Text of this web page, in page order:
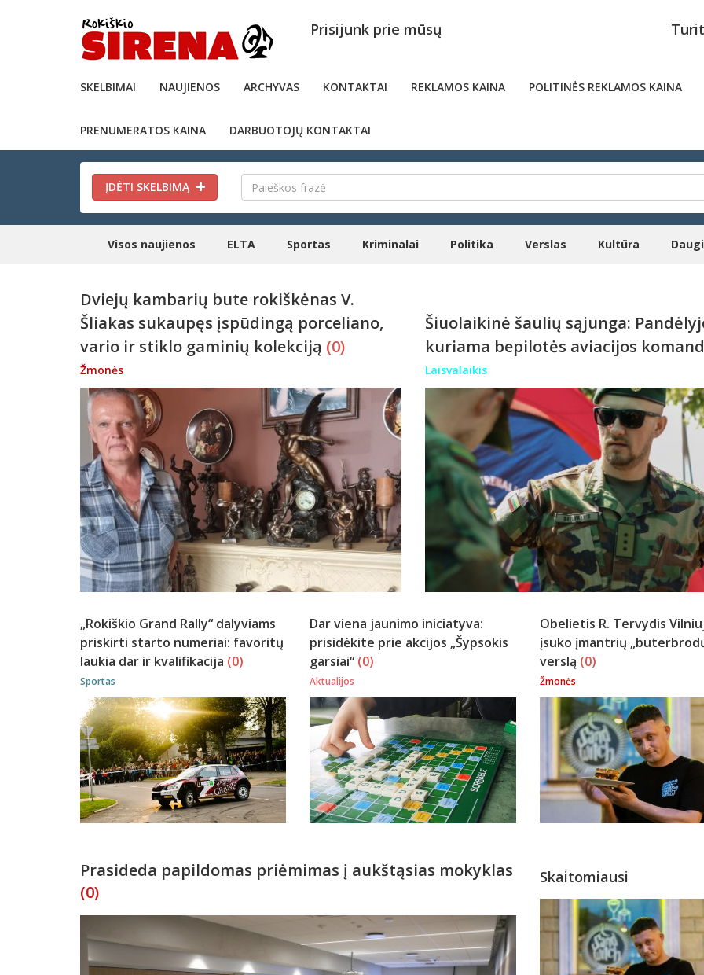
Prisijunk prie mūsų
SKELBIMAI NAUJIENOS ARCHYVAS KONTAKTAI REKLAMOS KAINA POLITINĖS REKLAMOS KAINA
PRENUMERATOS KAINA DARBUOTOJŲ KONTAKTAI
ĮDĖTI SKELBIMĄ
Visos naujienos ELTA Sportas Kriminalai Politika Verslas Kultūra
Dviejų kambarių bute rokiškėnas V.
Šliakas sukaupęs įspūdingą porceliano,
vario ir stiklo gaminių kolekciją (0)
Žmonės
Šiuolaikinė šaulių sąjunga:
kuriama bepilotės aviacijos
Laisvalaikis
„Rokiškio Grand Rally“ dalyviams
priskirti starto numeriai: favoritų
laukia dar ir kvalifikacija (0)
Sportas
Dar viena jaunimo iniciatyva:
prisidėkite prie akcijos „Šypsokis
garsiai“ (0)
Aktualijos
Obelietis R. Tervydis
įsuko įmantrių
verslą (0)
Žmonės
Prasideda papildomas priėmimas į aukštąsias mokyklas
(0)
Skaitomiausi